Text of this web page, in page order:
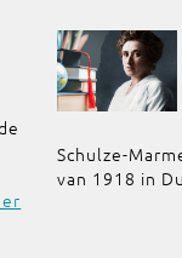
Schulze-
van 1918 in